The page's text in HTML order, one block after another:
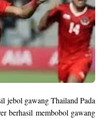
jebol gawang Thailand Pada
berhasil membobol gawang